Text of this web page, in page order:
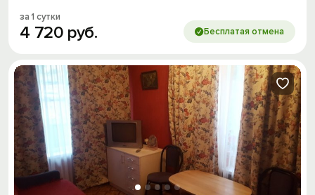
за 1 сутки
4 720 руб. Бесплатая отмена